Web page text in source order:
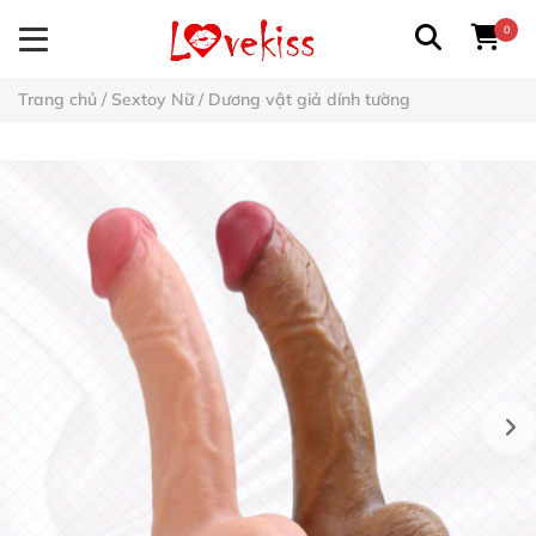
0
Trang chủ / Sextoy Nữ/ Dương vật giả dính tường